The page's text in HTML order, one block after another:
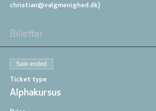
christian@valgmenighed.dk)
Billetter
Sale ended
Ticket type
Alphakursus